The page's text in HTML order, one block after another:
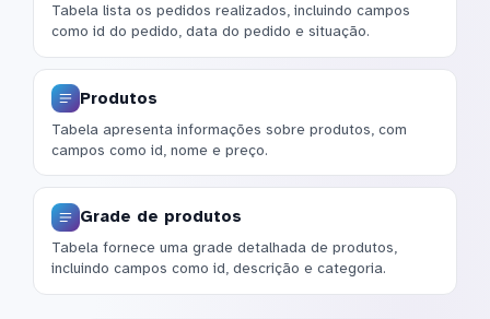
Tabela lista os pedidos realizados, incluindo campos
como id do pedido, data do pedido e situação.
Produtos
Tabela apresenta informações sobre produtos, com
campos como id, nome e preço.
Grade de produtos
Tabela fornece uma grade detalhada de produtos,
incluindo campos como id, descrição e categoria.